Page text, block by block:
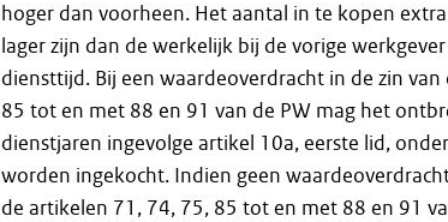
hoger dan voorheen. Het aantal in te kopen
lager zijn dan de werkelijk bij de vorige
diensttijd. Bij een waardeoverdracht in de zin
85 tot en met 88 en 91 van de PW mag het
dienstjaren ingevolge artikel 10a, eerste lid,
worden ingekocht. Indien geen
de artikelen 71, 74, 75, 85 tot en met 88 en 91